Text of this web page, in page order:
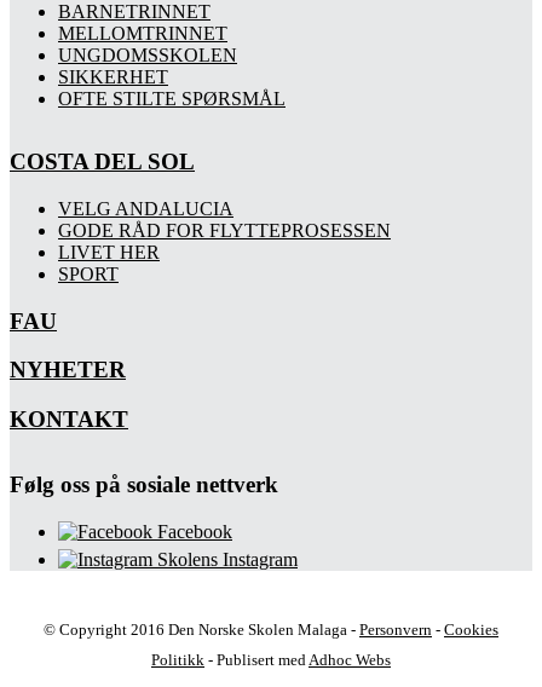
BARNETRINNET
MELLOMTRINNET
UNGDOMSSKOLEN
SIKKERHET
OFTE STILTE SPØRSMÅL
COSTA DEL SOL
VELG ANDALUCIA
GODE RÅD FOR FLYTTEPROSESSEN
LIVET HER
SPORT
FAU
NYHETER
KONTAKT
Følg oss på sosiale nettverk
Facebook
Skolens Instagram
© Copyright 2016 Den Norske Skolen Malaga - Personvern - Cookies
Politikk - Publisert med Adhoc Webs